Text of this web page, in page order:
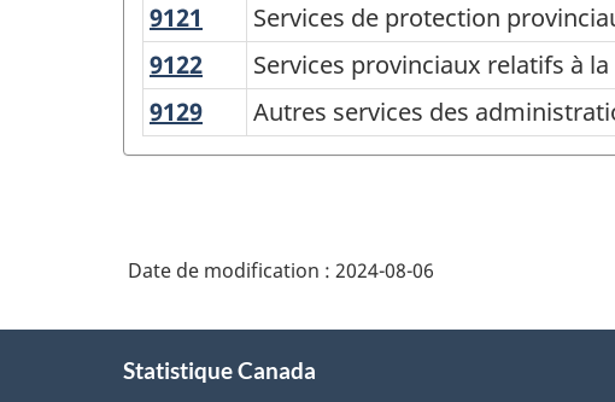
Variante
du
Système
de
industries
l'Amérique
du
9121
Services
de
protection
provinciaux
Services de protection
9122 Services
provinciaux
relatifs
à
d'oeuvre
à
l'emploi
Services provinciaux relatifs à
9129 Autres
services
provinciales
Autres services des
Date de modification : 2024-08-06
Statistique Canada